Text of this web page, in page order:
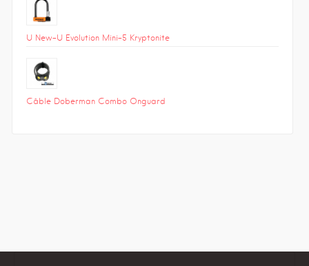
U New-U Evolution Mini-5 Kryptonite
Câble Doberman Combo Onguard